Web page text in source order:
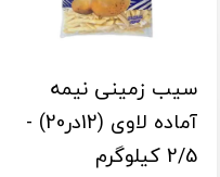
سیب زمینی نیمه
آماده لاوی (12در20) -
2/5 کیلوگرم